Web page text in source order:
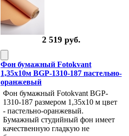
2 519 руб.
Фон бумажный Fotokvant
1,35х10м BGP-1310-187 пастельно-
оранжевый
Фон бумажный Fotokvant BGP-
1310-187 размером 1,35х10 м цвет
- пастельно-оранжевый.
Бумажный студийный фон имеет
качественную гладкую не